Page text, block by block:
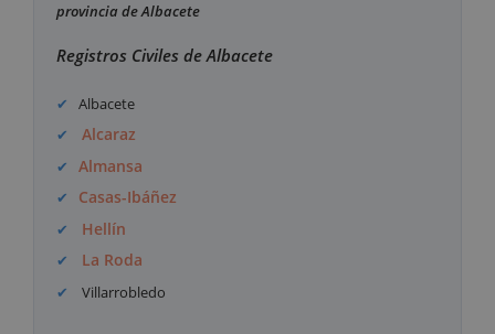
provincia de Albacete
Registros Civiles de Albacete
Albacete
Alcaraz
Almansa
Casas-Ibáñez
Hellín
La Roda
Villarrobledo